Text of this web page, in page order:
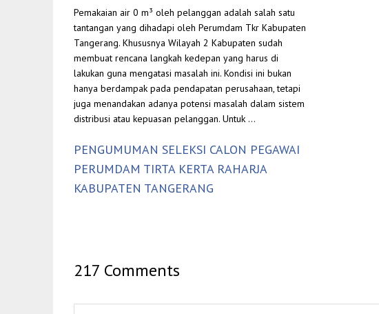
Pemakaian air 0 m³ oleh pelanggan adalah salah satu
tantangan yang dihadapi oleh Perumdam Tkr Kabupaten
Tangerang. Khususnya Wilayah 2 Kabupaten sudah
membuat rencana langkah kedepan yang harus di
lakukan guna mengatasi masalah ini. Kondisi ini bukan
hanya berdampak pada pendapatan perusahaan, tetapi
juga menandakan adanya potensi masalah dalam sistem
distribusi atau kepuasan pelanggan. Untuk …
PENGUMUMAN SELEKSI CALON PEGAWAI
PERUMDAM TIRTA KERTA RAHARJA
KABUPATEN TANGERANG
217 Comments